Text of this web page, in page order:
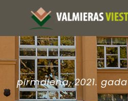
pirmdiena, 2021.